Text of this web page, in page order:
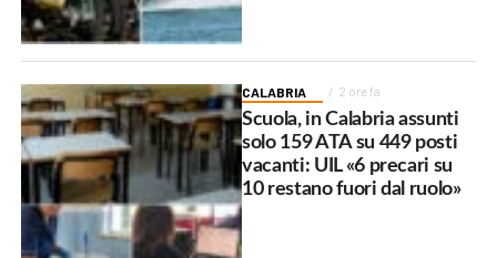
CALABRIA 2 ore fa
Scuola, in Calabria assunti
solo 159 ATA su 449 posti
vacanti: UIL «6 precari su
10 restano fuori dal ruolo»